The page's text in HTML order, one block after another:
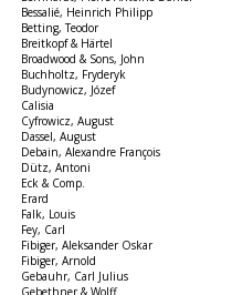
Bessalié, Heinrich Philipp
Betting, Teodor
Breitkopf & Härtel
Broadwood & Sons, John
Buchholtz, Fryderyk
Budynowicz, Józef
Calisia
Cyfrowicz, August
Dassel, August
Debain, Alexandre François
Dütz, Antoni
Eck & Comp.
Erard
Falk, Louis
Fey, Carl
Fibiger, Aleksander Oskar
Fibiger, Arnold
Gebauhr, Carl Julius
Gebethner & Wolff